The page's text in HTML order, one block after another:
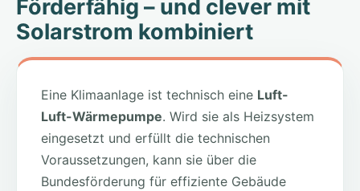
Förderfähig – und clever mit
Solarstrom kombiniert
Eine Klimaanlage ist technisch eine Luft-
Luft-Wärmepumpe. Wird sie als Heizsystem
eingesetzt und erfüllt die technischen
Voraussetzungen, kann sie über die
Bundesförderung für effiziente Gebäude